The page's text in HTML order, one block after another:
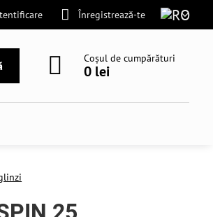
Înregistrează-te
Coșul de cumpărături
0 lei